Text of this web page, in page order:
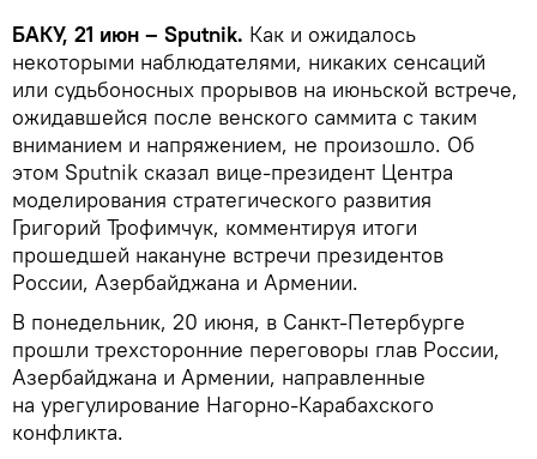
БАКУ, 21 июн – Sputnik. Как и ожидалось
некоторыми наблюдателями, никаких сенсаций
или судьбоносных прорывов на июньской встрече,
ожидавшейся после венского саммита с таким
вниманием и напряжением, не произошло. Об
этом Sputnik сказал вице-президент Центра
моделирования стратегического развития
Григорий Трофимчук, комментируя итоги
прошедшей накануне встречи президентов
России, Азербайджана и Армении.
В понедельник, 20 июня, в Санкт-Петербурге
прошли трехсторонние переговоры глав России,
Азербайджана и Армении, направленные
на урегулирование Нагорно-Карабахского
конфликта.